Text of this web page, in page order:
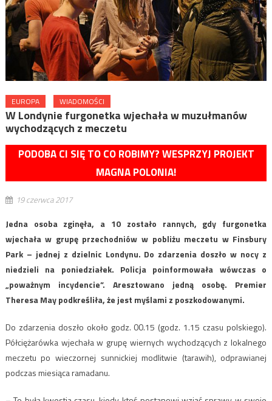
EUROPA WIADOMOŚCI
W Londynie furgonetka wjechała w muzułmanów
wychodzących z meczetu
PODOBA CI SIĘ TO CO ROBIMY? WESPRZYJ PROJEKT
MAGNA POLONIA!
19 czerwca 2017
Jedna osoba zginęła, a 10 zostało rannych, gdy furgonetka
wjechała w grupę przechodniów w pobliżu meczetu w Finsbury
Park – jednej z dzielnic Londynu. Do zdarzenia doszło w nocy z
niedzieli na poniedziałek. Policja poinformowała wówczas o
„poważnym incydencie”. Aresztowano jedną osobę. Premier
Theresa May podkreśliła, że jest myślami z poszkodowanymi.
Do zdarzenia doszło około godz. 00.15 (godz. 1.15 czasu polskiego).
Półciężarówka wjechała w grupę wiernych wychodzących z lokalnego
meczetu po wieczornej sunnickiej modlitwie (tarawih), odprawianej
podczas miesiąca ramadanu.